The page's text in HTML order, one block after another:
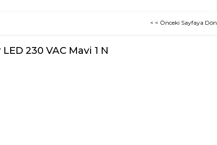
< < Önceki Sayfaya Dön
230 VAC Mavi 1 N